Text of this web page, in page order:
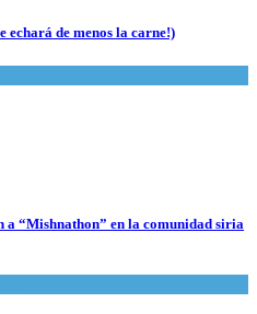
echará de menos la carne!)
a “Mishnathon” en la comunidad siria